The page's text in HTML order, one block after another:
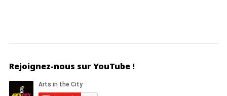
Rejoignez-nous sur YouTube !